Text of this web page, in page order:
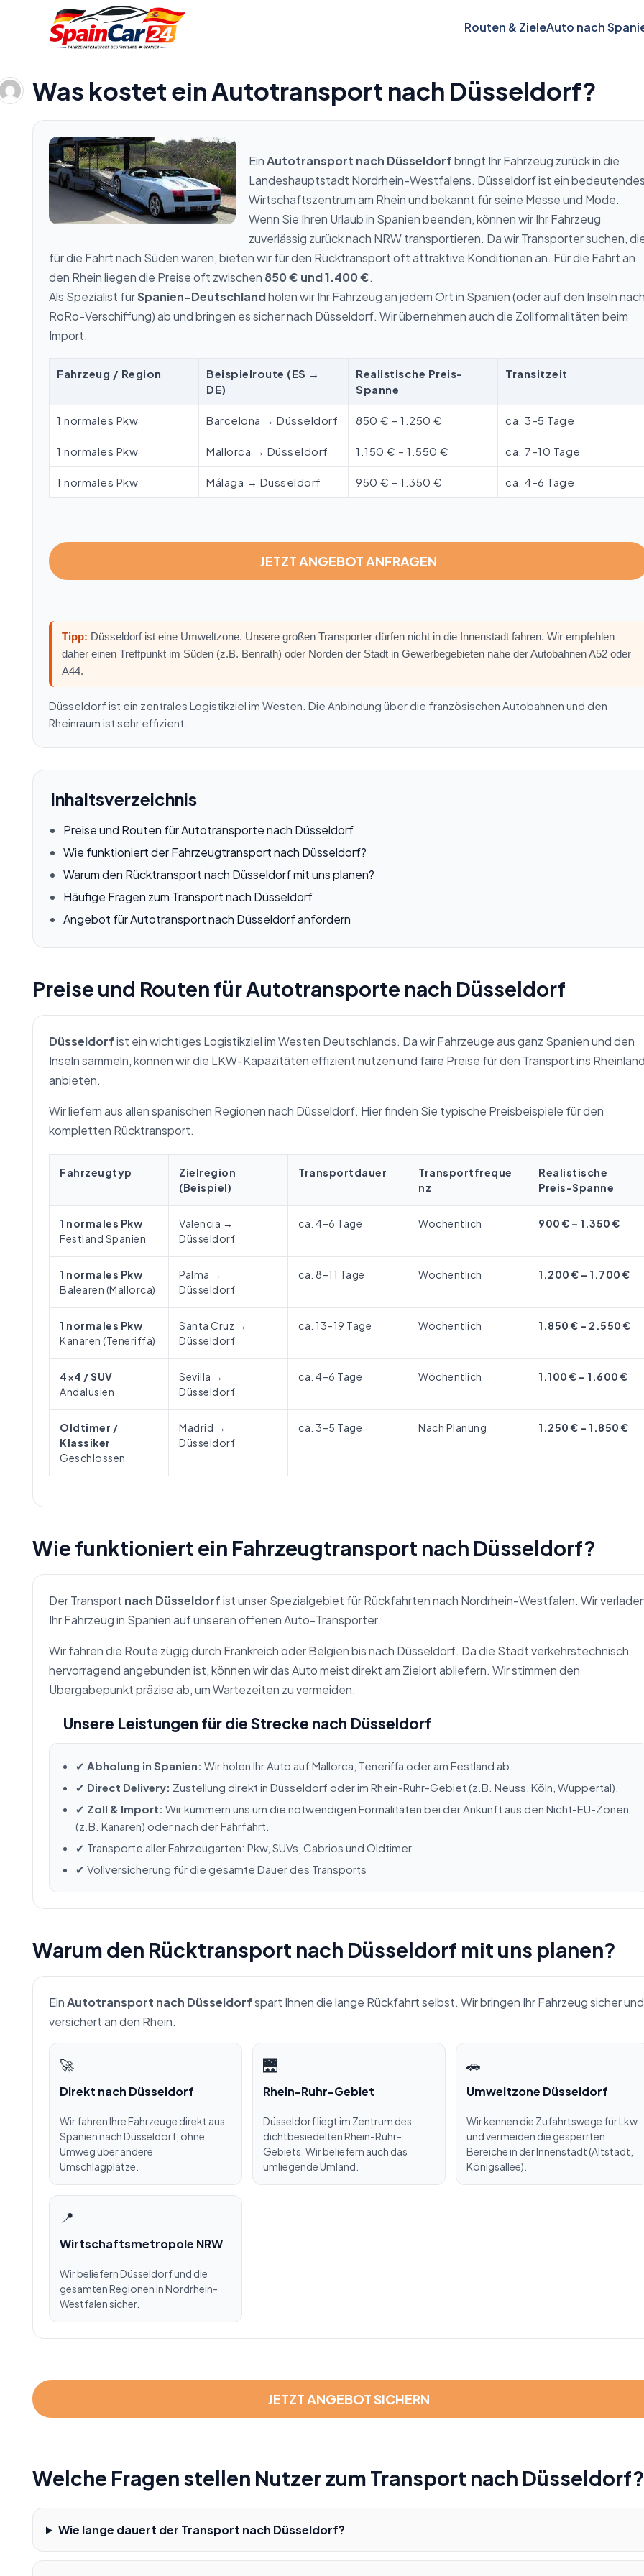
Routen & ZieleAuto nach
Was kostet ein Autotransport nach Düsseldorf?
EinAutotransport nach Düsseldorfbringt Ihr Fahrzeug zurück in die
Landeshauptstadt Nordrhein-Westfalens. Düsseldorf ist ein
Wirtschaftszentrum am Rhein und bekannt für seine Messe und Mode.
Wenn Sie Ihren Urlaub in Spanien beenden, können wir Ihr Fahrzeug
zuverlässig zurück nach NRW transportieren. Da wir Transporter suchen,
für die Fahrt nach Süden waren, bieten wir für den Rücktransport oft attraktive Konditionen an. Für die Fahrt an
den Rhein liegen die Preise oft zwischen 850 € und 1.400 €.
Als Spezialist fürSpanien–Deutschlandholen wir Ihr Fahrzeug an jedem Ort in Spanien (oder auf den Inseln
RoRo-Verschiffung) ab und bringen es sicher nach Düsseldorf. Wir übernehmen auch die Zollformalitäten beim
Import.
Fahrzeug / Region
Beispielroute (ES →
DE)
Realistische Preis-
Spanne
Transitzeit
1 normales Pkw Barcelona → Düsseldorf 850 € – 1.250 € ca. 3–5 Tage
1 normales Pkw Mallorca → Düsseldorf 1.150 € – 1.550 € ca. 7–10 Tage
1 normales Pkw Málaga → Düsseldorf 950 € – 1.350 € ca. 4–6 Tage
JETZT ANGEBOT ANFRAGEN
Tipp: Düsseldorf ist eine Umweltzone. Unsere großen Transporter dürfen nicht in die Innenstadt fahren. Wir empfehlen
daher einen Treffpunkt im Süden (z.B. Benrath) oder Norden der Stadt in Gewerbegebieten nahe der Autobahnen A52 oder
A44.
Düsseldorf ist ein zentrales Logistikziel im Westen. Die Anbindung über die französischen Autobahnen und den
Rheinraum ist sehr effizient.
Inhaltsverzeichnis
Preise und Routen für Autotransporte nach Düsseldorf
Wie funktioniert der Fahrzeugtransport nach Düsseldorf?
Warum den Rücktransport nach Düsseldorf mit uns planen?
Häufige Fragen zum Transport nach Düsseldorf
Angebot für Autotransport nach Düsseldorf anfordern
Preise und Routen für Autotransporte nach Düsseldorf
Düsseldorfist ein wichtiges Logistikziel im Westen Deutschlands. Da wir Fahrzeuge aus ganz Spanien und den
Inseln sammeln, können wir die LKW-Kapazitäten effizient nutzen und faire Preise für den Transport ins
anbieten.
Wir liefern aus allen spanischen Regionen nach Düsseldorf. Hier finden Sie typische Preisbeispiele für den
kompletten Rücktransport.
Fahrzeugtyp
Zielregion
(Beispiel)
Transportdauer
Transportfreque
nz
Realistische
Preis-Spanne
1 normales Pkw
Festland Spanien
Valencia →
Düsseldorf
ca. 4–6 Tage Wöchentlich 900 € – 1.350 €
1 normales Pkw
Balearen (Mallorca)
Palma →
Düsseldorf
ca. 8–11 Tage Wöchentlich 1.200 € – 1.700 €
1 normales Pkw
Kanaren (Teneriffa)
Santa Cruz →
Düsseldorf
ca. 13–19 Tage Wöchentlich 1.850 € – 2.550 €
4×4 / SUV
Andalusien
Sevilla →
Düsseldorf
ca. 4–6 Tage Wöchentlich 1.100 € – 1.600 €
Oldtimer /
Klassiker
Geschlossen
Madrid →
Düsseldorf
ca. 3–5 Tage Nach Planung 1.250 € – 1.850 €
Wie funktioniert ein Fahrzeugtransport nach Düsseldorf?
Der Transport nach Düsseldorfist unser Spezialgebiet für Rückfahrten nach Nordrhein-Westfalen. Wir
Ihr Fahrzeug in Spanien auf unseren offenen Auto-Transporter.
Wir fahren die Route zügig durch Frankreich oder Belgien bis nach Düsseldorf. Da die Stadt verkehrstechnisch
hervorragend angebunden ist, können wir das Auto meist direkt am Zielort abliefern. Wir stimmen den
Übergabepunkt präzise ab, um Wartezeiten zu vermeiden.
Unsere Leistungen für die Strecke nach Düsseldorf
✔ Abholung in Spanien: Wir holen Ihr Auto auf Mallorca, Teneriffa oder am Festland ab.
✔ Direct Delivery: Zustellung direkt in Düsseldorf oder im Rhein-Ruhr-Gebiet (z.B. Neuss, Köln, Wuppertal).
✔ Zoll & Import: Wir kümmern uns um die notwendigen Formalitäten bei der Ankunft aus den Nicht-EU-Zonen
(z.B. Kanaren) oder nach der Fährfahrt.
✔ Transporte aller Fahrzeugarten: Pkw, SUVs, Cabrios und Oldtimer
✔ Vollversicherung für die gesamte Dauer des Transports
Warum den Rücktransport nach Düsseldorf mit uns planen?
EinAutotransport nach Düsseldorfspart Ihnen die lange Rückfahrt selbst. Wir bringen Ihr Fahrzeug sicher und
versichert an den Rhein.
🚀
Direkt nach Düsseldorf
Wir fahren Ihre Fahrzeuge direkt aus
Spanien nach Düsseldorf, ohne
Umweg über andere
Umschlagplätze.
🌉
Rhein-Ruhr-Gebiet
Düsseldorf liegt im Zentrum des
dichtbesiedelten Rhein-Ruhr-
Gebiets. Wir beliefern auch das
umliegende Umland.
🚗
Umweltzone Düsseldorf
Wir kennen die Zufahrtswege für Lkw
und vermeiden die gesperrten
Bereiche in der Innenstadt (Altstadt,
Königsallee).
📍
Wirtschaftsmetropole NRW
Wir beliefern Düsseldorf und die
gesamten Regionen in Nordrhein-
Westfalen sicher.
JETZT ANGEBOT SICHERN
Welche Fragen stellen Nutzer zum Transport nach Düsseldorf?
Wie lange dauert der Transport nach Düsseldorf?